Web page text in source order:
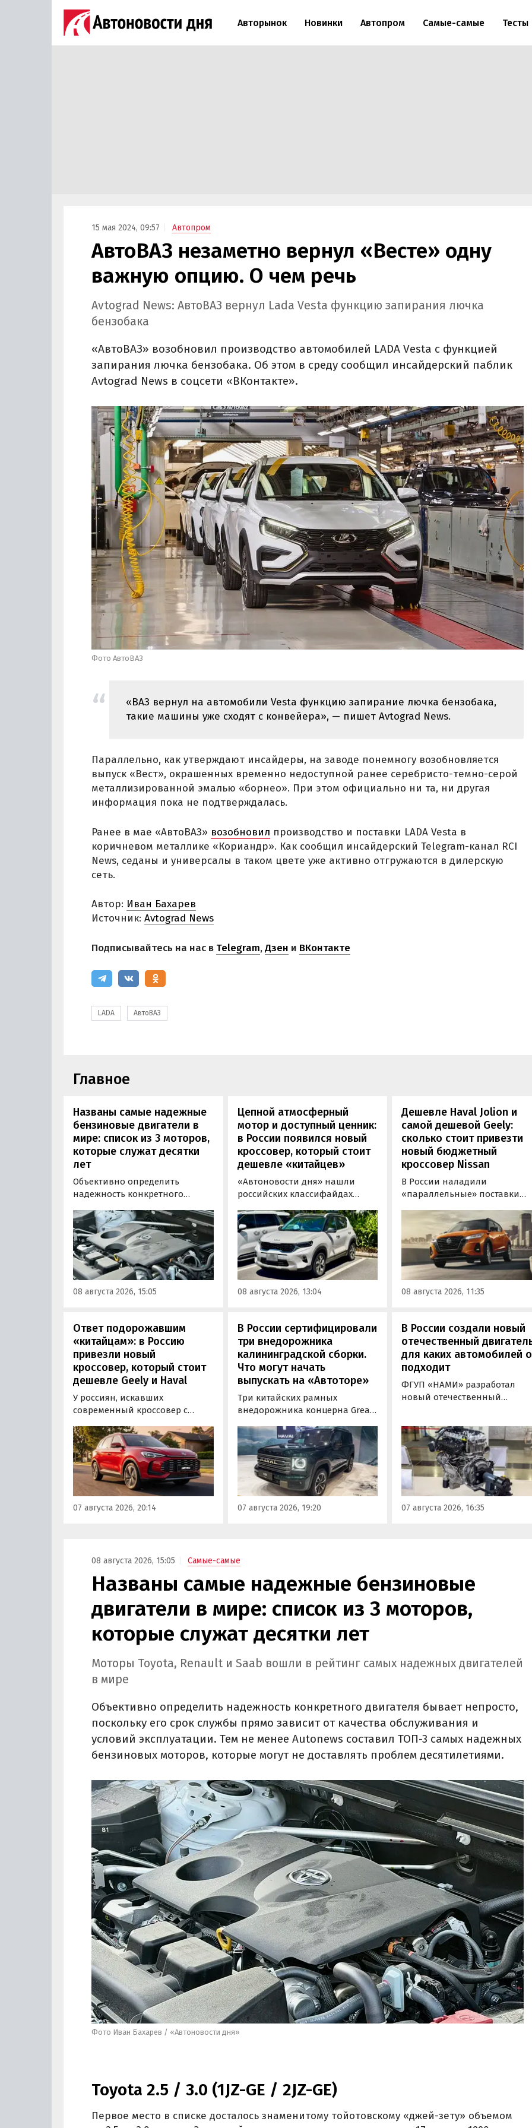
Авторынок Новинки Автопром Самые-самые Тесты
15 мая 2024, 09:57 Автопром
АвтоВАЗ незаметно вернул «Весте» одну
важную опцию. О чем речь
Avtograd News: АвтоВАЗ вернул Lada Vesta функцию запирания лючка
бензобака
«АвтоВАЗ» возобновил производство автомобилей LADA Vesta с функцией
запирания лючка бензобака. Об этом в среду сообщил инсайдерский паблик
Avtograd News в соцсети «ВКонтакте».
Фото АвтоВАЗ
«ВАЗ вернул на автомобили Vesta функцию запирание лючка бензобака,
такие машины уже сходят с конвейера», — пишет Avtograd News.
Параллельно, как утверждают инсайдеры, на заводе понемногу возобновляется
выпуск «Вест», окрашенных временно недоступной ранее серебристо-темно-серой
металлизированной эмалью «борнео». При этом официально ни та, ни другая
информация пока не подтверждалась.
Ранее в мае «АвтоВАЗ» возобновил производство и поставки LADA Vesta в
коричневом металлике «Кориандр». Как сообщил инсайдерский Telegram-канал RCI
News, седаны и универсалы в таком цвете уже активно отгружаются в дилерскую
сеть.
Автор: Иван Бахарев
Источник: Avtograd News
Подписывайтесь на нас в Telegram,Дзен и ВКонтакте
LADA АвтоВАЗ
Главное
Названы самые надежные
бензиновые двигатели в
мире: список из 3 моторов,
которые служат десятки
лет
Объективно определить
надежность конкретного
поскольку его срок службы
прямо зависит от качества
обслуживания и условий
эксплуатации. Тем не менее
Autonews составил ТОП-3 самых
надежных бензиновых
моторов, которые могут не
08 августа 2026, 15:05
Цепной атмосферный
мотор и доступный ценник:
в России появился новый
кроссовер, который стоит
дешевле «китайцев»
«Автоновости дня» нашли
российских классифайдах
поставке нового Kia Sonet. Это
кроссовер компактнее Seltos, а
возят его к нам в основном из
Китая, предлагая автомобили
уже с доставкой, растаможкой и
всеми документами для
постановки на учет в ГАИ.
08 августа 2026, 13:04
Дешевле Haval Jolion и
самой дешевой Geely:
сколько стоит привезти
новый бюджетный
кроссовер Nissan
В России наладили
«параллельные» поставки
Nissan Kicks, которые
официально продаются в
Китае, США, на Ближнем
Востоке и в Юго-Восточной
Азии. В основном к нам
попадают машины
сборки, стоящие на одном из
«Автоновости дня».
08 августа 2026, 11:35
Ответ подорожавшим
«китайцам»: в Россию
привезли новый
кроссовер, который стоит
дешевле Geely и Haval
У россиян, искавших
современный кроссовер с
доступной цене, теперь есть
еще один вариант с китайского
рынка — MG ZS. В Китае он
стоит от 900 000 рублей по
текущему курсу, а в РФ с учетом
всех расходов за него нужно
отдать минимум 1 500 000
07 августа 2026, 20:14
В России сертифицировали
три внедорожника
калининградской сборки.
Что могут начать
выпускать на «Автоторе»
Три китайских рамных
внедорожника концерна Great
калининградском заводе
«Автотор». Речь о Haval H9,
Tank 400 и Tank 500, которые
успешно прошли
сертификацию и получили
Одобрения типа
транспортного средства (ОТТС).
07 августа 2026, 19:20
В России создали новый
отечественный
для каких автомобилей
подходит
ФГУП «НАМИ» разработал
новый отечественный
получивший индекс 414320.
Корреспонденту
«Автоновостей дня» удалось
лично ознакомиться с
новинкой на выставке
«Иннопром» в
07 августа 2026, 16:35
08 августа 2026, 15:05 Самые-самые
Названы самые надежные бензиновые
двигатели в мире: список из 3 моторов,
которые служат десятки лет
Моторы Toyota, Renault и Saab вошли в рейтинг самых надежных двигателей
в мире
Объективно определить надежность конкретного двигателя бывает непросто,
поскольку его срок службы прямо зависит от качества обслуживания и
условий эксплуатации. Тем не менее Autonews составил ТОП-3 самых надежных
бензиновых моторов, которые могут не доставлять проблем десятилетиями.
Фото Иван Бахарев / «Автоновости дня»
Toyota 2.5 / 3.0 (1JZ-GE / 2JZ-GE)
Первое место в списке досталось знаменитому тойотовскому «джей-зету» объемом